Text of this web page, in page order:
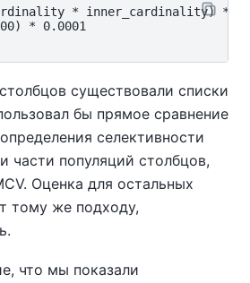
* inner_cardinality) *
* 0.0001
существовали списки
бы прямое сравнение
селективности
части популяций столбцов,
Оценка для остальных
тому же подходу,
что мы показали